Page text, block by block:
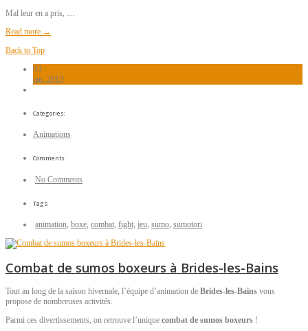
Mal leur en a pris, …
Read more →
Back to Top
03
jan, 2013
Categories:
Animations
Comments:
No Comments
Tags:
animation, boxe, combat, fight, jeu, sumo, sumotori
Combat de sumos boxeurs à Brides-les-Bains
Tout au long de la saison hivernale, l’équipe d’animation de Brides-les-Bains vous
propose de nombreuses activités.
Parmi ces divertissements, on retrouve l’unique combat de sumos boxeurs !